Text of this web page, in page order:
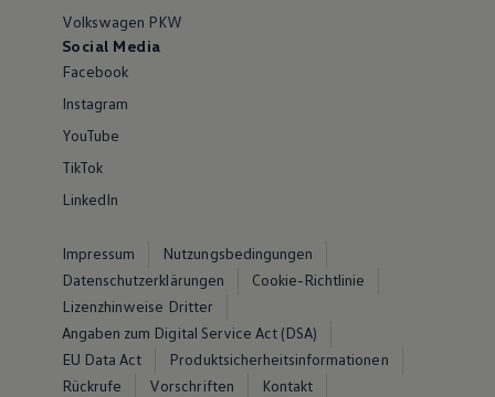
Volkswagen PKW
Social Media
Facebook
Instagram
YouTube
TikTok
LinkedIn
Impressum
Nutzungsbedingungen
Datenschutzerklärungen
Cookie-Richtlinie
Lizenzhinweise Dritter
Angaben zum Digital Service Act (DSA)
EU Data Act
Produktsicherheitsinformationen
Rückrufe
Vorschriften
Kontakt